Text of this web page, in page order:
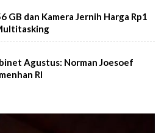
GB dan Kamera Jernih Harga Rp1
Agustus: Norman Joesoef
RI